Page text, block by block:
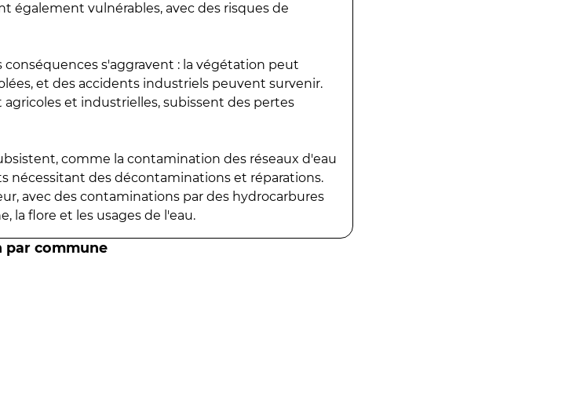
également vulnérables, avec des risques de
s'aggravent : la végétation peut
et des accidents industriels peuvent survenir.
et industrielles, subissent des pertes
comme la contamination des réseaux d'eau
nécessitant des décontaminations et réparations.
avec des contaminations par des hydrocarbures
la flore et les usages de l'eau.
par commune